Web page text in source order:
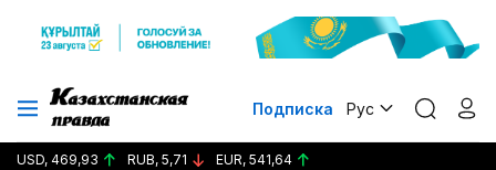
Подписка Рус
USD, 469,93 RUB, 5,71 EUR, 541,64